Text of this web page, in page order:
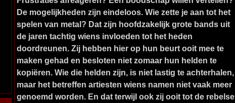
De mogelijkheden zijn eindeloos. Wie zette je aan tot het
spelen van metal? Dat zijn hoofdzakelijk grote bands uit
de jaren tachtig wiens invloeden tot het heden
doordreunen. Zij hebben hier op hun beurt ooit mee te
maken gehad en besloten niet zomaar hun helden te
kopiëren. Wie die helden zijn, is niet lastig te achterhalen,
maar het betreffen artiesten wiens namen niet vaak meer
genoemd worden. En dat terwijl ook zij ooit tot de rebelse